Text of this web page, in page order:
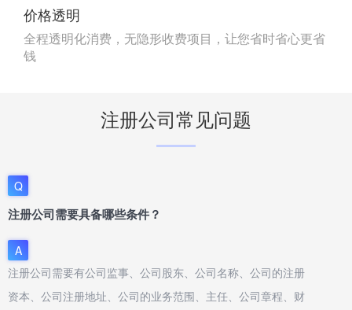
价格透明
全程透明化消费，无隐形收费项目，让您省时省心更省
钱
注册公司常见问题
Q
注册公司需要具备哪些条件？
A
注册公司需要有公司监事、公司股东、公司名称、公司的注册
资本、公司注册地址、公司的业务范围、主任、公司章程、财